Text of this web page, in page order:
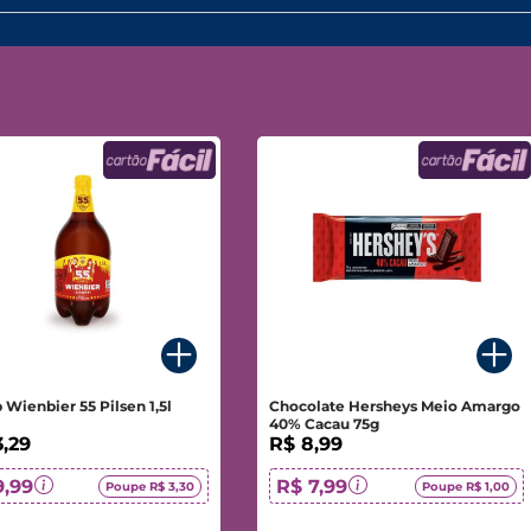
Wienbier 55 Pilsen 1,5l
Poupe R$ 3,30
Chocolate Hersheys Meio Amargo
40% Cacau 75g
R$ 8,99
R$ 7,99
Poupe R$ 1,00